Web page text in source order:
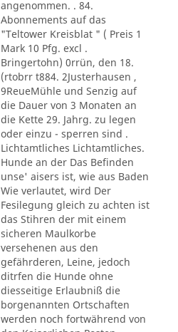
angenommen. . 84.
Abonnements auf das
"Teltower Kreisblat " ( Preis 1
Mark 10 Pfg. excl .
Bringertohn) 0rrün, den 18.
(rtobrr t884. 2Justerhausen ,
9ReueMühle und Senzig auf
die Dauer von 3 Monaten an
die Kette 29. Jahrg. zu legen
oder einzu - sperren sind .
Lichtamtliches Lichtamtliches.
Hunde an der Das Befinden
unse' aisers ist, wie aus Baden
Wie verlautet, wird Der
Fesilegung gleich zu achten ist
das Stihren der mit einem
sicheren Maulkorbe
versehenen aus den
gefährderen, Leine, jedoch
ditrfen die Hunde ohne
diesseitige Erlaubniß die
borgenannten Ortschaften
werden noch fortwährend von